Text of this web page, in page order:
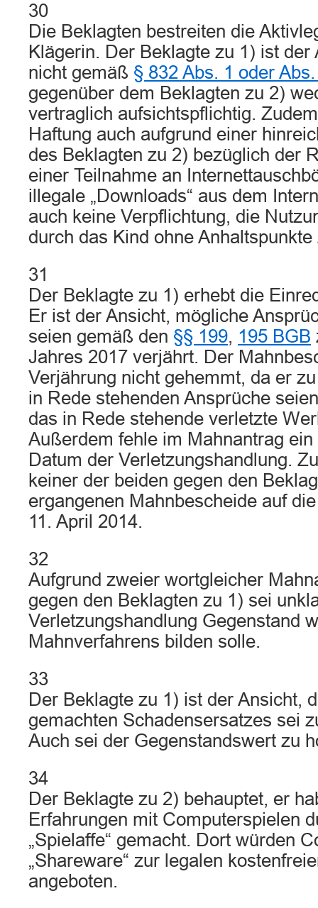
30
Die Beklagten bestreiten die
Klägerin. Der Beklagte zu 1) ist der
nicht gemäß § 832 Abs. 1 oder
gegenüber dem Beklagten zu 2)
vertraglich aufsichtspflichtig.
Haftung auch aufgrund einer
des Beklagten zu 2) bezüglich der
einer Teilnahme an
illegale „Downloads“ aus dem
auch keine Verpflichtung, die
durch das Kind ohne
31
Der Beklagte zu 1) erhebt die
Er ist der Ansicht, mögliche
seien gemäß den §§ 199, 195 BGB
Jahres 2017 verjährt. Der
Verjährung nicht gehemmt, da er
in Rede stehenden Ansprüche
das in Rede stehende verletzte
Außerdem fehle im Mahnantrag
Datum der Verletzungshandlung.
keiner der beiden gegen den
ergangenen Mahnbescheide auf
11. April 2014.
32
Aufgrund zweier wortgleicher
gegen den Beklagten zu 1) sei
Verletzungshandlung Gegenstand
Mahnverfahrens bilden solle.
33
Der Beklagte zu 1) ist der Ansicht,
gemachten Schadensersatzes sei
Auch sei der Gegenstandswert zu
34
Der Beklagte zu 2) behauptet, er
Erfahrungen mit Computerspielen
„Spielaffe“ gemacht. Dort würden
„Shareware“ zur legalen
angeboten.